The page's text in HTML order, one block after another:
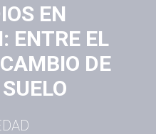
EN
ENTRE EL
DE